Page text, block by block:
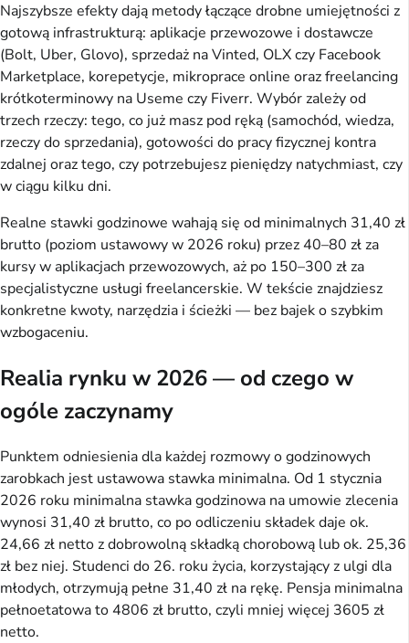
Najszybsze efekty dają metody łączące drobne umiejętności z
gotową infrastrukturą: aplikacje przewozowe i dostawcze
(Bolt, Uber, Glovo), sprzedaż na Vinted, OLX czy Facebook
Marketplace, korepetycje, mikroprace online oraz freelancing
krótkoterminowy na Useme czy Fiverr. Wybór zależy od
trzech rzeczy: tego, co już masz pod ręką (samochód, wiedza,
rzeczy do sprzedania), gotowości do pracy fizycznej kontra
zdalnej oraz tego, czy potrzebujesz pieniędzy natychmiast, czy
w ciągu kilku dni.
Realne stawki godzinowe wahają się od minimalnych 31,40 zł
brutto (poziom ustawowy w 2026 roku) przez 40–80 zł za
kursy w aplikacjach przewozowych, aż po 150–300 zł za
specjalistyczne usługi freelancerskie. W tekście znajdziesz
konkretne kwoty, narzędzia i ścieżki — bez bajek o szybkim
wzbogaceniu.
Realia rynku w 2026 — od czego w
ogóle zaczynamy
Punktem odniesienia dla każdej rozmowy o godzinowych
zarobkach jest ustawowa stawka minimalna. Od 1 stycznia
2026 roku minimalna stawka godzinowa na umowie zlecenia
wynosi 31,40 zł brutto, co po odliczeniu składek daje ok.
24,66 zł netto z dobrowolną składką chorobową lub ok. 25,36
zł bez niej. Studenci do 26. roku życia, korzystający z ulgi dla
młodych, otrzymują pełne 31,40 zł na rękę. Pensja minimalna
pełnoetatowa to 4806 zł brutto, czyli mniej więcej 3605 zł
netto.